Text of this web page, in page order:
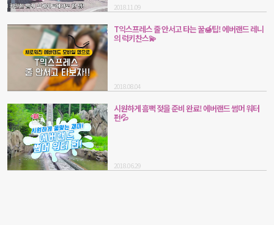
2018.11.09
T익스프레스 줄 안서고 타는 꿀🍯팁! 에버랜드 레니
의 럭키찬스💫
2018.08.04
시원하게 흠뻑 젖을 준비 완료! 에버랜드 썸머 워터
펀💦
2018.06.29